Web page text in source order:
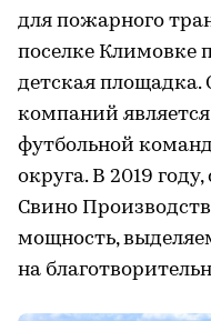
для пожарного
поселке Климовке
детская площадка.
компаний
футбольной
округа. В 2019
Свино
мощность,
на